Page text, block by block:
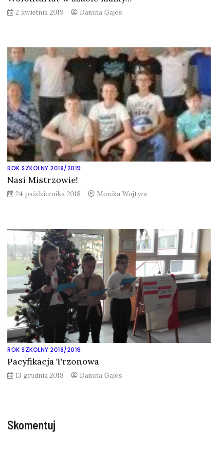
2 kwietnia 2019 Danuta Gajos
ROK SZKOLNY 2018/2019
Nasi Mistrzowie!
24 października 2018 Monika Wojtyra
ROK SZKOLNY 2018/2019
Pacyfikacja Trzonowa
13 grudnia 2018 Danuta Gajos
Skomentuj